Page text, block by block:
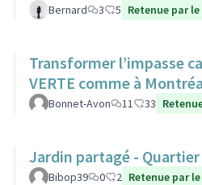
Bernard 3 5 Retenue par
Transformer l’impasse
VERTE comme à
Bonnet-Avon 11 33
Jardin partagé -
Bibop39 0 2 Retenue par